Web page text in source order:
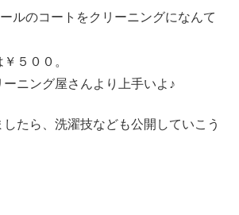
ルのコートをクリーニングになんて
５００。
ニング屋さんより上手いよ♪
したら、洗濯技なども公開していこう